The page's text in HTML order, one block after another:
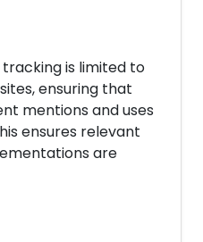
tracking is limited to
ensuring that
mentions and uses
ensures relevant
are